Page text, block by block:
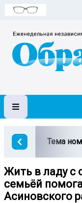
Тема
Жить в ладу с
семьёй
Асиновского